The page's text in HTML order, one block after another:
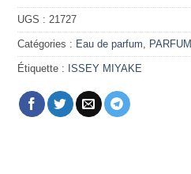
UGS : 21727
Catégories : Eau de parfum, PARFUM
Étiquette : ISSEY MIYAKE